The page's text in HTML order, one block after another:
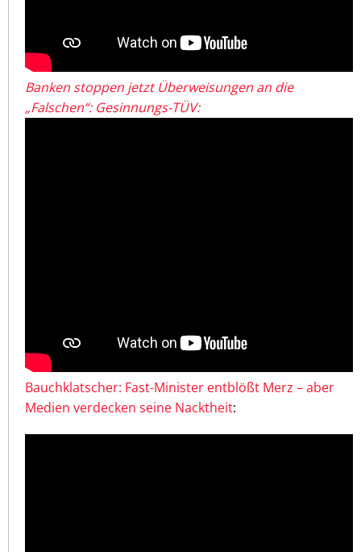
Banken stoppen jetzt Überweisungen an die
„Falschen“: Gesinnungs-TÜV:
Bauchklatscher: Fast-Minister entblößt Merz – aber
Medien verdecken seine Nacktheit: